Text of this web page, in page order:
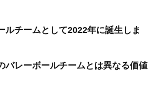
ルチームとして2022年に誕生しま
バレーボールチームとは異なる価値